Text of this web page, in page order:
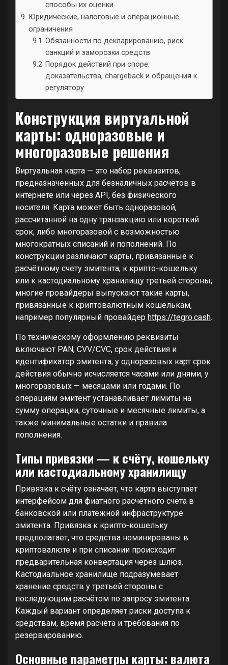
способы их оценки
Юридические, налоговые и операционные
ограничения
Обязанности по декларированию, риск
санкций и заморозки средств
Порядок действий при споре:
доказательства, chargeback и обращения к
регулятору
Конструкция виртуальной
карты: одноразовые и
многоразовые решения
Виртуальная карта — это набор реквизитов,
предназначенных для безналичных расчётов в
интернете или через API, без физического
носителя. Карта может быть одноразовой,
рассчитанной на одну транзакцию или короткий
срок, либо многоразовой с возможностью
многократных списаний и пополнений. По
конструкции различают карты, привязанные к
расчётному счёту эмитента, к крипто‑кошельку
или к кастодиальному хранилищу третьей стороны;
многие провайдеры выпускают такие карты,
привязанные к криптовалютным кошелькам,
например популярный провайдер https://tegro.cash.
По техническому оформлению реквизиты
включают PAN, CVV/CVC, срок действия и
идентификатор эмитента; у одноразовых карт срок
действия обычно исчисляется часами или днями, у
многоразовых — месяцами или годами. По
операциям эмитент устанавливает лимиты на
сумму операции, суточные и месячные лимиты, а
также минимальные остатки и правила
пополнения.
Типы привязки — к счёту, кошельку
или кастодиальному хранилищу
Привязка к счёту означает, что карта выступает
интерфейсом для фиатного расчётного счёта в
банковской или платёжной инфраструктуре
эмитента. Привязка к крипто‑кошельку
предполагает, что средства номинированы в
криптовалюте и при списании происходит
предварительная конвертация через шлюз.
Кастодиальное хранилище подразумевает
хранение средств у третьей стороны с
последующим расчётом по запросу эмитента.
Каждый вариант определяет риски доступа к
средствам, время расчёта и требования по
резервированию.
Основные параметры карты: валюта